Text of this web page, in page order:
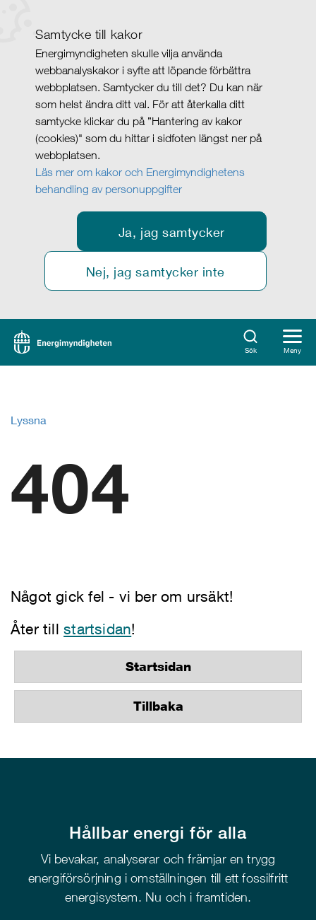
Samtycke till kakor
Energimyndigheten skulle vilja använda
webbanalyskakor i syfte att löpande förbättra
webbplatsen. Samtycker du till det? Du kan när
som helst ändra ditt val. För att återkalla ditt
samtycke klickar du på ”Hantering av kakor
(cookies)" som du hittar i sidfoten längst ner på
webbplatsen.
Läs mer om kakor och Energimyndighetens
behandling av personuppgifter
Ja, jag samtycker
Nej, jag samtycker inte
Sök Meny
Lyssna
404
Något gick fel - vi ber om ursäkt!
Åter tillstartsidan!
Startsidan
Tillbaka
Hållbar energi för alla
Vi bevakar, analyserar och främjar en trygg
energiförsörjning i omställningen till ett fossilfritt
energisystem. Nu och i framtiden.